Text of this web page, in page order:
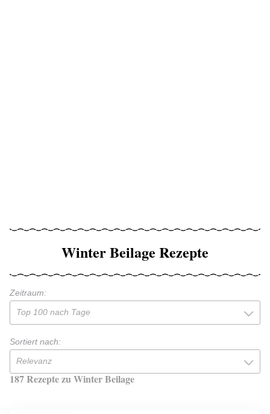
Winter Beilage Rezepte
Zeitraum:
Top 100 nach Tage
Sortiert nach:
Relevanz
187 Rezepte zu Winter Beilage